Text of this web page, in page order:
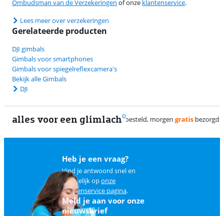
Ombudsman van de Verzekeringen of onze klantenservice.
Lees meer over verzekeringen
Gerelateerde producten
DJI gimbals
Gimbals voor smartphones
Gimbals voor spiegelreflexcamera's
Bekijk alle Gimbals
DJI
alles voor een glimlach
Heb je een vraag?
Vind je antwoord snel en
makkelijk oponze
klantenservice pagina.
Meld je aan voor onze
nieuwsbrief